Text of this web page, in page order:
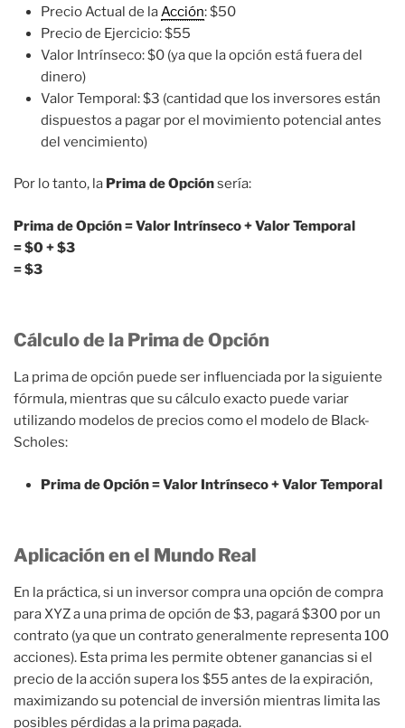
Precio Actual de la Acción: $50
Precio de Ejercicio: $55
Valor Intrínseco: $0 (ya que la opción está fuera del
dinero)
Valor Temporal: $3 (cantidad que los inversores están
dispuestos a pagar por el movimiento potencial antes
del vencimiento)
Por lo tanto, la Prima de Opciónsería:
Prima de Opción = Valor Intrínseco + Valor Temporal
= $0 + $3
= $3
Cálculo de la Prima de Opción
La prima de opción puede ser influenciada por la siguiente
fórmula, mientras que su cálculo exacto puede variar
utilizando modelos de precios como el modelo de Black-
Scholes:
Prima de Opción = Valor Intrínseco + Valor Temporal
Aplicación en el Mundo Real
En la práctica, si un inversor compra una opción de compra
para XYZ a una prima de opción de $3, pagará $300 por un
contrato (ya que un contrato generalmente representa 100
acciones). Esta prima les permite obtener ganancias si el
precio de la acción supera los $55 antes de la expiración,
maximizando su potencial de inversión mientras limita las
posibles pérdidas a la prima pagada.